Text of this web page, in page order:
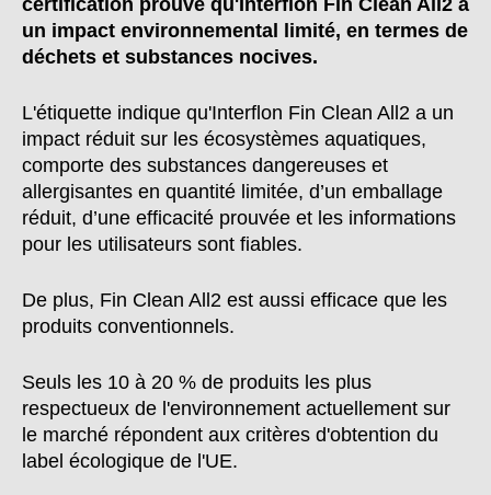
certification prouve qu'Interflon Fin Clean All2 a
un impact environnemental limité, en termes de
déchets et substances nocives.
L'étiquette indique qu'Interflon Fin Clean All2 a un
impact réduit sur les écosystèmes aquatiques,
comporte des substances dangereuses et
allergisantes en quantité limitée, d’un emballage
réduit, d’une efficacité prouvée et les informations
pour les utilisateurs sont fiables.
De plus, Fin Clean All2 est aussi efficace que les
produits conventionnels.
Seuls les 10 à 20 % de produits les plus
respectueux de l'environnement actuellement sur
le marché répondent aux critères d'obtention du
label écologique de l'UE.